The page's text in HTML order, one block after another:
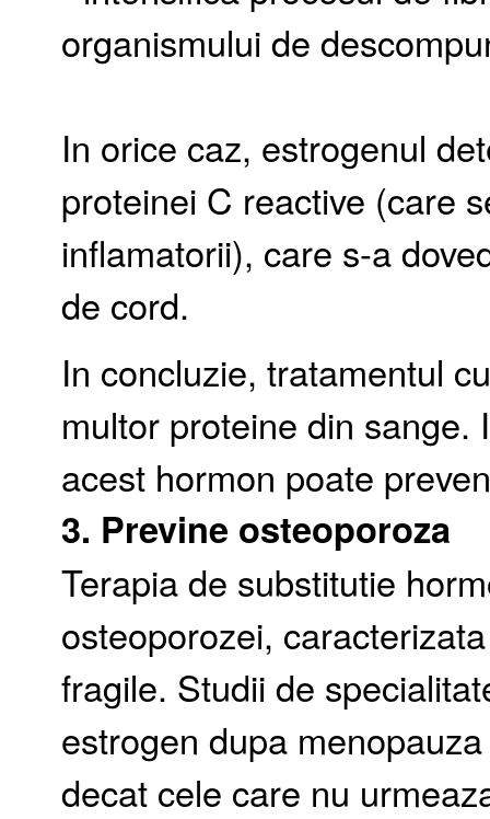
organismului de
In orice caz, estrogenul
proteinei C reactive (care
inflamatorii), care s-a
de cord.
In concluzie, tratamentul
multor proteine din
acest hormon poate
3. Previne osteoporoza
Terapia de substitutie
osteoporozei,
fragile. Studii de
estrogen dupa
decat cele care nu